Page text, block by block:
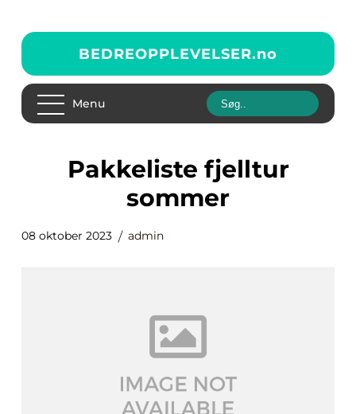
BEDREOPPLEVELSER.no
Menu
pakkeliste fjelltur
sommer
08 oktober 2023 admin